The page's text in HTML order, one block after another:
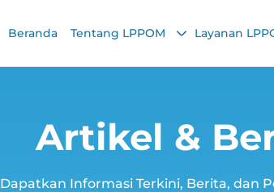
Beranda Tentang LPPOM Layanan
Artikel &
Dapatkan Informasi Terkini, Berita, dan